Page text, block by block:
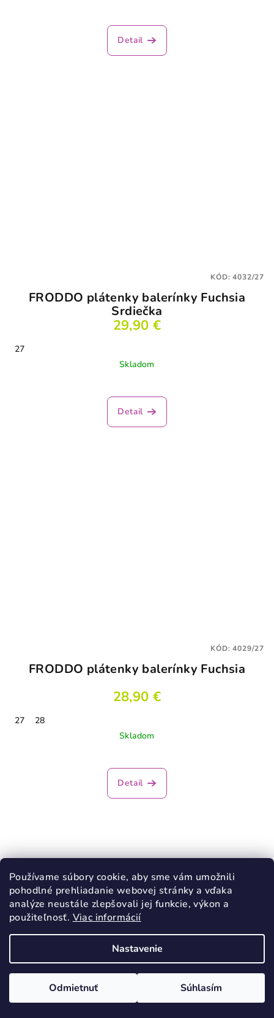
Používame súbory cookie, aby sme vám umožnili
pohodlné prehliadanie webovej stránky a vďaka
analýze neustále zlepšovali jej funkcie, výkon a
použiteľnosť. Viac informácií
Nastavenie
Odmietnuť Súhlasím
Detail
FRODDO plátenky balerínky Fuchsia
Srdiečka
29,90 €
27
Skladom
Detail
KÓD:4032/27
FRODDO plátenky balerínky Fuchsia
28,90 €
27
28
Skladom
Detail
KÓD:4029/27